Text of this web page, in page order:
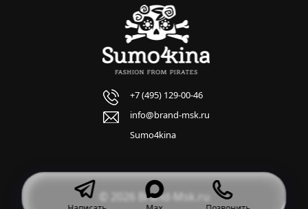
+7 (495) 129-00-46
info@brand-msk.ru
Sumo4kina
© 2026 Brand-Msk.ru